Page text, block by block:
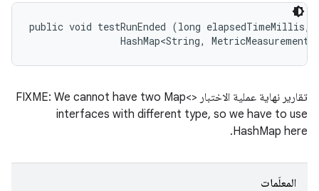
public void testRunEnded (long elapsedTimeMillis,
HashMap<String,
تقارير نهاية عملية الاختبار FIXME: We cannot have two Map<>
interfaces with different type, so we have to use
HashMap here.
المعلَمات